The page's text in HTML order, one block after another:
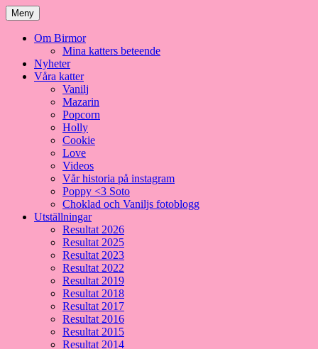
Meny
Om Birmor
Mina katters beteende
Nyheter
Våra katter
Vanilj
Mazarin
Popcorn
Holly
Cookie
Love
Videos
Vår historia på instagram
Poppy <3 Soto
Choklad och Vaniljs fotoblogg
Utställningar
Resultat 2026
Resultat 2025
Resultat 2023
Resultat 2022
Resultat 2019
Resultat 2018
Resultat 2017
Resultat 2016
Resultat 2015
Resultat 2014